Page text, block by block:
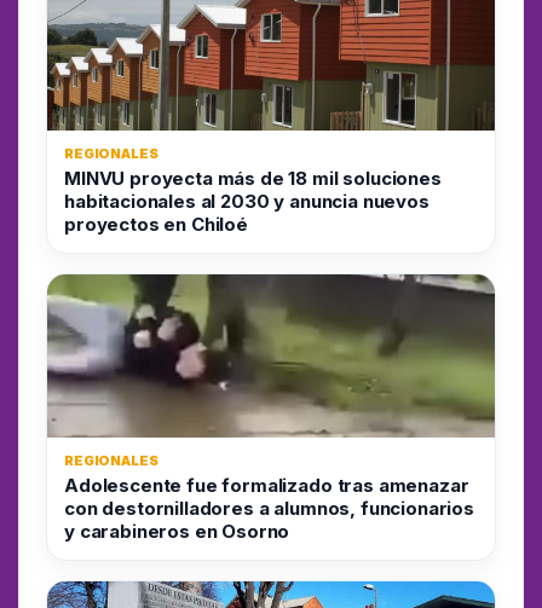
REGIONALES
MINVU proyecta más de 18 mil soluciones
habitacionales al 2030 y anuncia nuevos
proyectos en Chiloé
REGIONALES
Adolescente fue formalizado tras amenazar
con destornilladores a alumnos, funcionarios
y carabineros en Osorno